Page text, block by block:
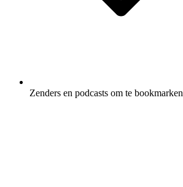
Zenders en podcasts om te bookmarken